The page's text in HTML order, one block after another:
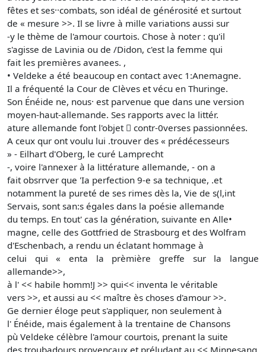
fêtes et ses··combats, son idéal de générosité et surtout
de « mesure >>. Il se livre à mille variations aussi sur
-y le thème de l'amour courtois. Chose à noter : qu'il
s'agisse de Lavinia ou de /Didon, c'est la femme qui
fait les premières avanees. ,
• Veldeke a été beaucoup en contact avec 1:Anemagne.
Il a fréquenté la Cour de Clèves et vécu en Thuringe.
Son Énéide ne, nous· est parvenue que dans une version
moyen-haut-allemande. Ses rapports avec la littér.
ature allemande font l'objet 􀌈 contr-0verses passionnées.
A ceux qur ont voulu lui .trouver des « prédécesseurs
» - Eilhart d'Oberg, le curé Lamprecht
-, voire l'annexer à la littérature allemande, - on a
fait obsrrver que 'Ia perfection 9-e sa technique, .et
notamment la pureté de ses rimes dès la, Vie de s(l,int
Servais, sont san:s égales dans la poésie allemande
du temps. En tout' cas la génération, suivante en Alle•
magne, celle des Gottfried de Strasbourg et des Wolfram
d'Eschenbach, a rendu un éclatant hommage à
celui qui « enta la prèmière greffe sur la langue
allemande>>,
à l' << habile homm!J >> qui<< inventa le véritable
vers >>, et aussi au << maître ès choses d'amour >>.
Ge dernier éloge peut s'appliquer, non seulement à
l' Énéide, mais également à la trentaine de Chansons
pù Veldeke célèbre l'amour courtois, prenant la suite
des troubadours provençaux et préludant au << Minnesang